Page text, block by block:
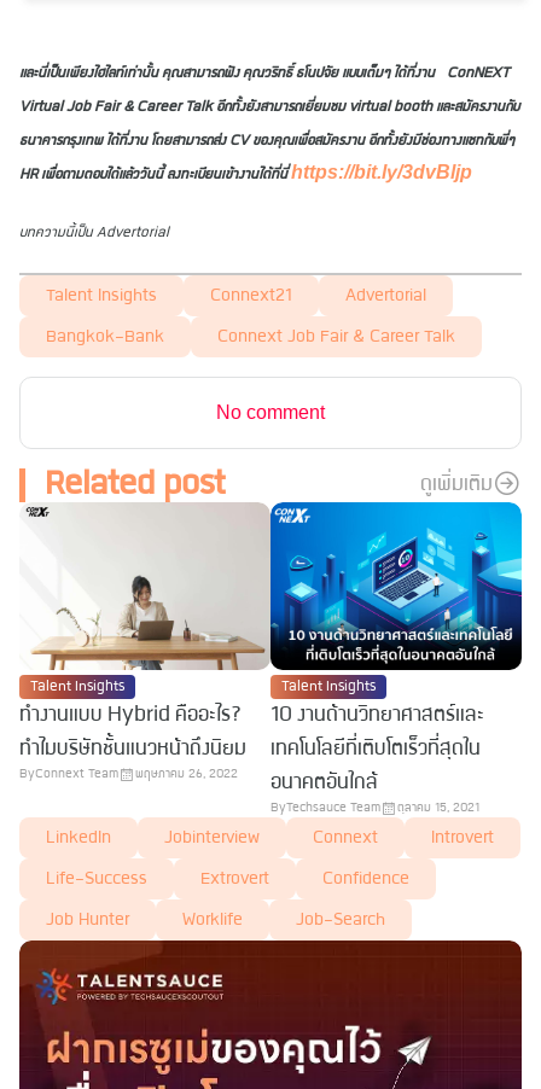
และนี่เป็นเพียงไฮไลท์เท่านั้น คุณสามารถฟัง คุณวริทธิ์ ธโนปจัย แบบเต็มๆ ได้ที่งาน ConNEXT
Virtual Job Fair & Career Talk อีกทั้งยังสามารถเยี่ยมชม virtual booth และสมัครงานกับ
ธนาคารกรุงเทพ ได้ที่งาน โดยสามารถส่ง CV ของคุณเพื่อสมัครงาน อีกทั้งยังมีช่องทางแชทกับพี่ๆ
HR เพื่อถามตอบได้แล้ววันนี้ ลงทะเบียนเข้างานได้ที่นี่https://bit.ly/3dvBljp
บทความนี้เป็น Advertorial
Talent Insights Connext21 Advertorial
Bangkok-Bank Connext Job Fair & Career Talk
No comment
Related post ดูเพิ่มเติม
Talent Insights
ทำงานแบบ Hybrid คืออะไร?
ทำไมบริษัทชั้นแนวหน้าถึงนิยม
ByConnext Team พฤษภาคม 26, 2022
Talent Insights
10 งานด้านวิทยาศาสตร์และ
เทคโนโลยีที่เติบโตเร็วที่สุดใน
อนาคตอันใกล้
ByTechsauce Team ตุลาคม 15, 2021
LinkedIn Jobinterview Connext Introvert
Life-Success Extrovert Confidence
Job Hunter Worklife Job-Search